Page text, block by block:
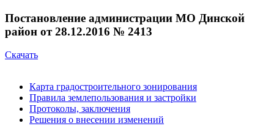
Постановление администрации МО Динской
район от 28.12.2016 № 2413
Скачать
Карта градостроительного зонирования
Правила землепользования и застройки
Протоколы, заключения
Решения о внесении изменений